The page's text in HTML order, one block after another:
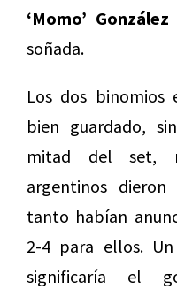
‘Momo’ González
soñada.
Los dos binomios
bien guardado,
mitad del set,
argentinos
tanto habían
2-4 para ellos.
significaría el